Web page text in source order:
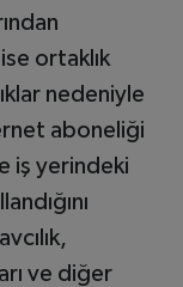
ortaklık
nedeniyle
aboneliği
iş yerindeki
ve diğer